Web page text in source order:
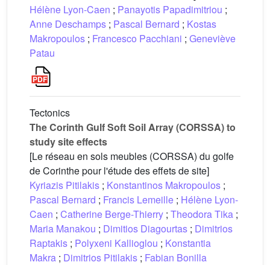
Hélène Lyon-Caen ; Panayotis Papadimitriou ;
Anne Deschamps ; Pascal Bernard ; Kostas
Makropoulos ; Francesco Pacchiani ; Geneviève
Patau
Tectonics
The Corinth Gulf Soft Soil Array (CORSSA) to
study site effects
[Le réseau en sols meubles (CORSSA) du golfe
de Corinthe pour l'étude des effets de site]
Kyriazis Pitilakis ; Konstantinos Makropoulos ;
Pascal Bernard ; Francis Lemeille ; Hélène Lyon-
Caen ; Catherine Berge-Thierry ; Theodora Tika ;
Maria Manakou ; Dimitios Diagourtas ; Dimitrios
Raptakis ; Polyxeni Kallioglou ; Konstantia
Makra ; Dimitrios Pitilakis ; Fabian Bonilla